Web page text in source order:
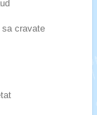
cravate